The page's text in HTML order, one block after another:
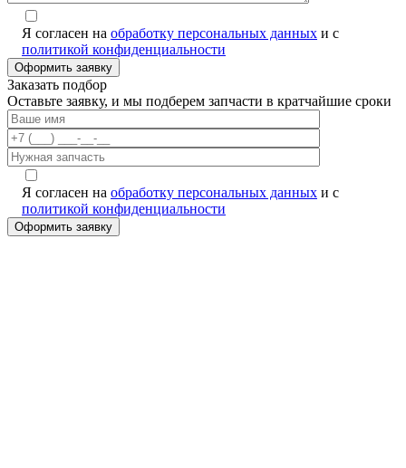
Я согласен на обработку персональных данных и с
политикой конфиденциальности
Заказать подбор
Оставьте заявку, и мы подберем запчасти в кратчайшие сроки
Я согласен на обработку персональных данных и с
политикой конфиденциальности